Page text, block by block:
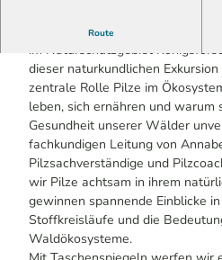
Route
Entdeckt die faszinierende Welt
im Naturschutzgebiet
dieser naturkundlichen
zentrale Rolle Pilze im
leben, sich ernähren und warum
Gesundheit unserer Wälder
fachkundigen Leitung von
Pilzsachverständige und
wir Pilze achtsam in ihrem
gewinnen spannende Einblicke
Stoffkreisläufe und die
Waldökosysteme.